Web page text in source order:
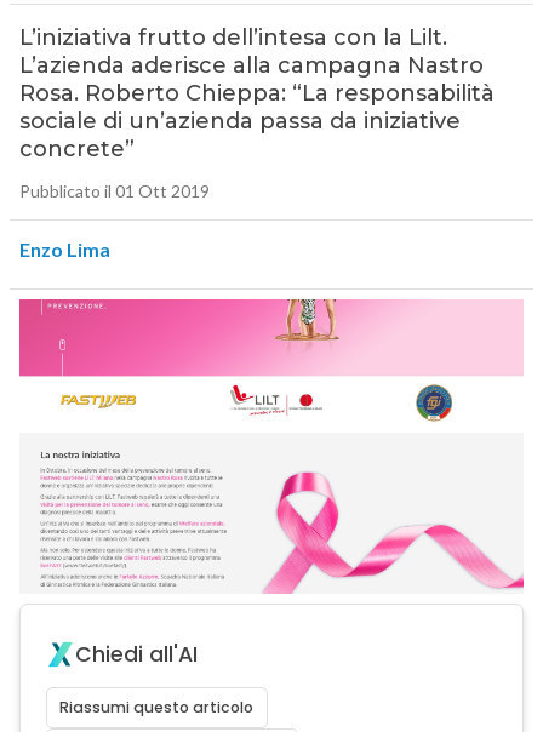
L’iniziativa frutto dell’intesa con la Lilt.
L’azienda aderisce alla campagna Nastro
Rosa. Roberto Chieppa: “La responsabilità
sociale di un’azienda passa da iniziative
concrete”
Pubblicato il 01 Ott 2019
Enzo Lima
Chiedi all'AI
Riassumi questo articolo